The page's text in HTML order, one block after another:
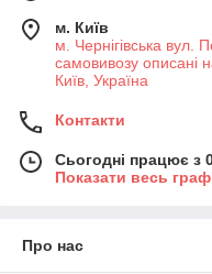
м. Київ
м. Чернігівська
самовивозу описані
Київ, Україна
Контакти
Сьогодні працює з
Показати весь
Про нас